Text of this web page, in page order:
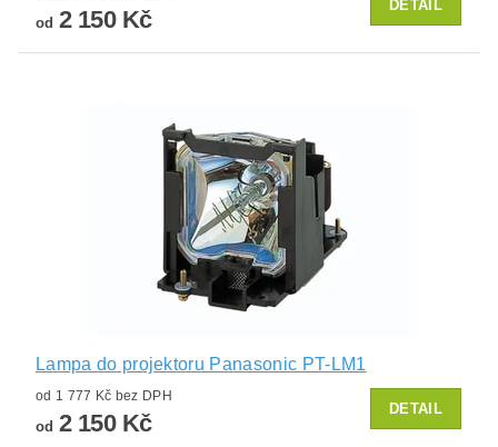
od 2 150 Kč
DETAIL
Lampa do projektoru Panasonic PT-LM1
od 1 777 Kč bez DPH
od 2 150 Kč
DETAIL